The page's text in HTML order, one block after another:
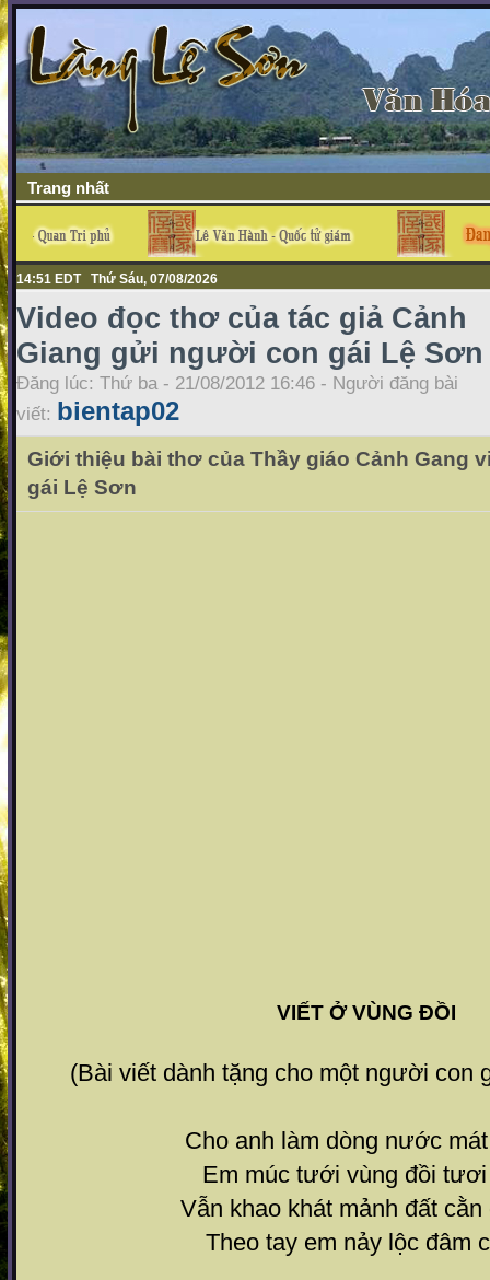
Trang nhất
14:51 EDT Thứ Sáu, 07/08/2026
Video đọc thơ của tác giả Cảnh
Giang gửi người con gái Lệ Sơn
Đăng lúc: Thứ ba - 21/08/2012 16:46 - Người đăng bài
viết: bientap02
Giới thiệu bài thơ của Thầy giáo Cảnh Gang
gái Lệ Sơn
VIẾT Ở VÙNG ĐỒI
(Bài viết dành tặng cho một người con
Cho anh làm dòng nước
Em múc tưới vùng đồi
Vẫn khao khát mảnh đất cằn
Theo tay em nảy lộc đâm